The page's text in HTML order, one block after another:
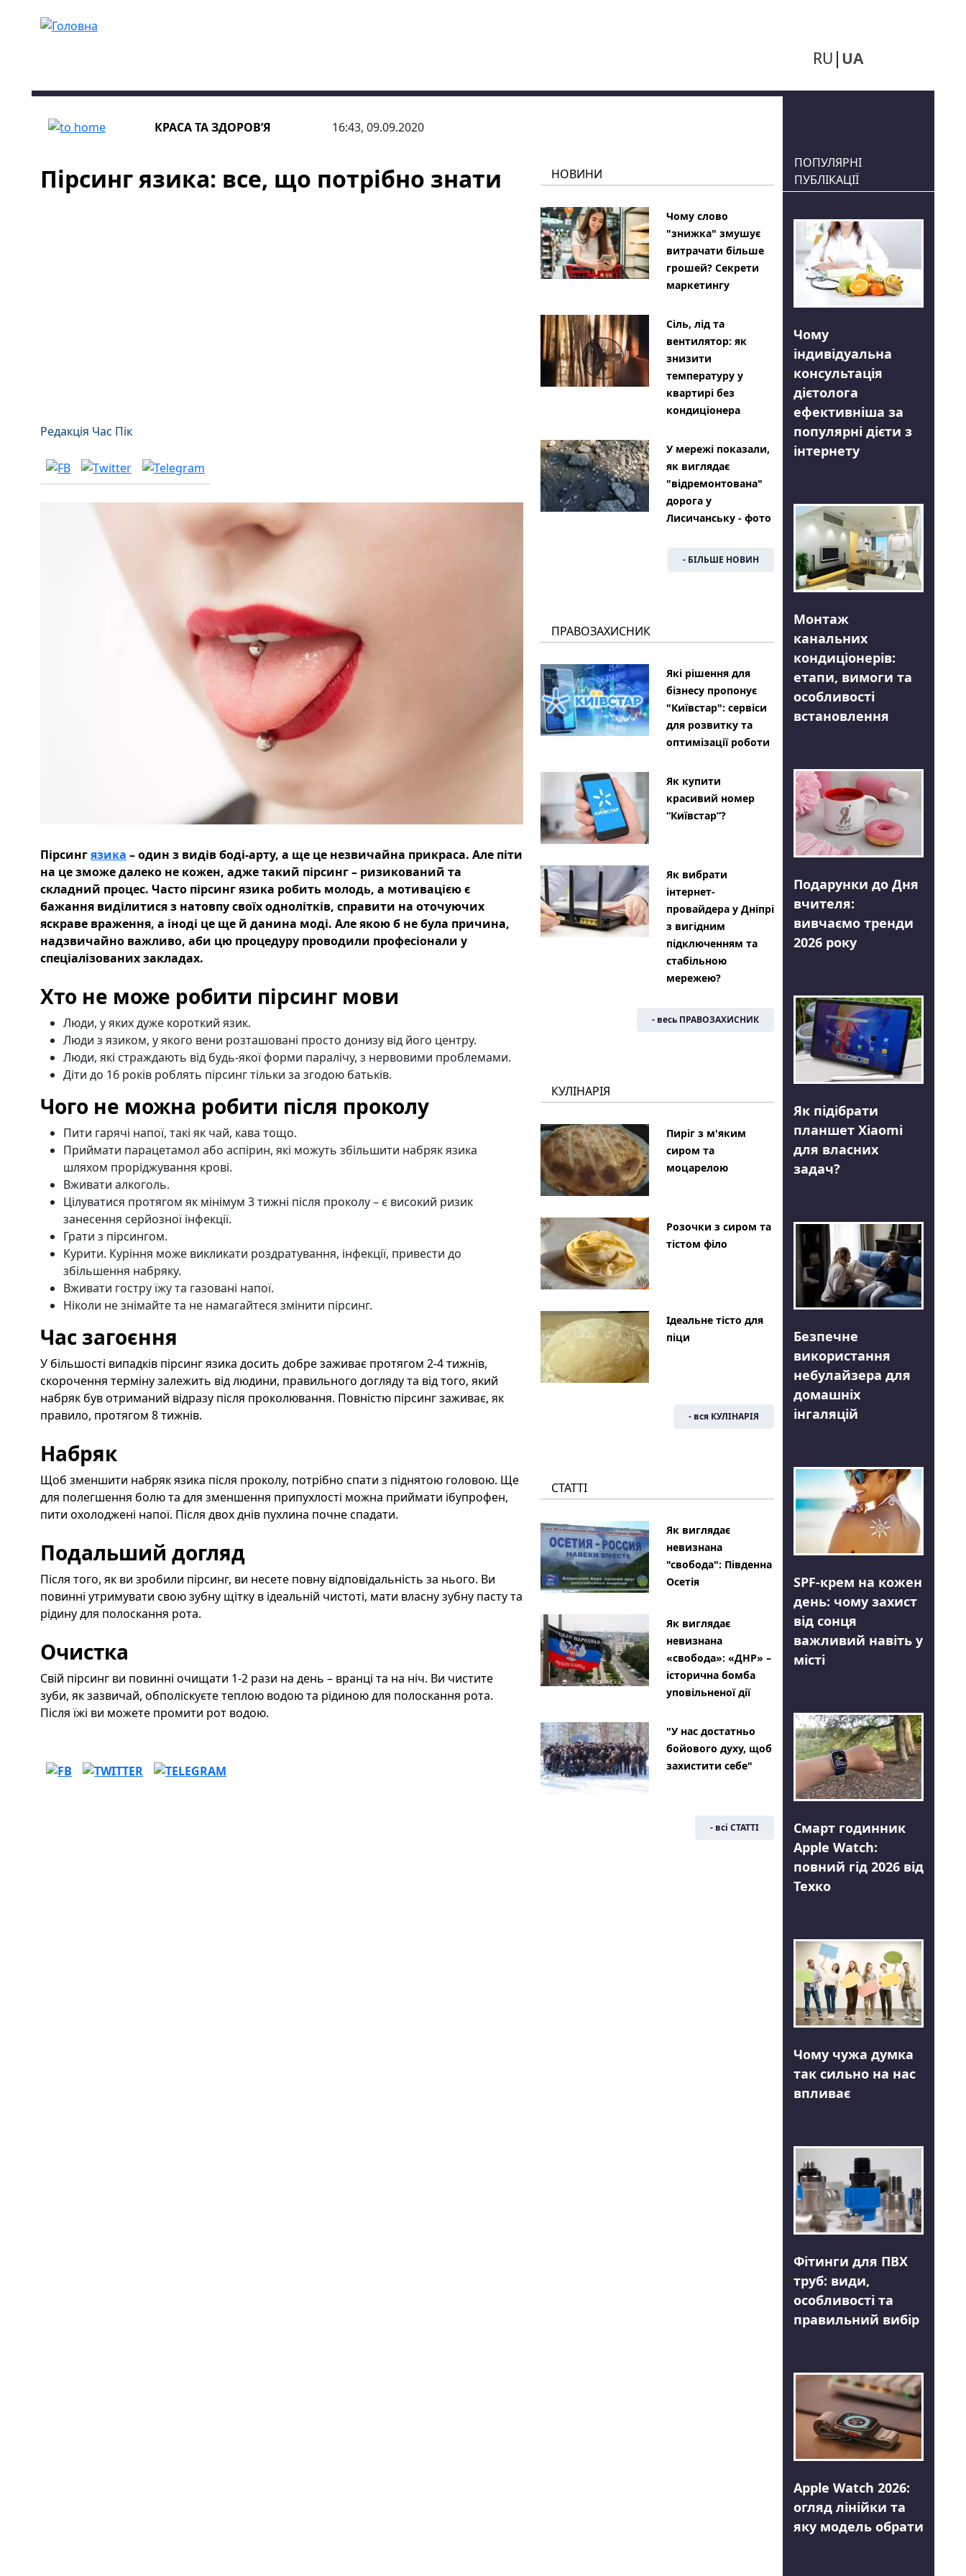
RU UA
КРАСА ТА ЗДОРОВ’Я 16:43, 09.09.2020
Пірсинг язика: все, що потрібно знати
Редакція Час Пік
Пірсингязика – один з видів боді-арту, а ще це незвичайна прикраса. Але піти
на це зможе далеко не кожен, адже такий пірсинг – ризикований та
складний процес. Часто пірсинг язика робить молодь, а мотивацією є
бажання виділитися з натовпу своїх однолітків, справити на оточуючих
яскраве враження, а іноді це ще й данина моді. Але якою б не була причина,
надзвичайно важливо, аби цю процедуру проводили професіонали у
спеціалізованих закладах.
Хто не може робити пірсинг мови
Люди, у яких дуже короткий язик.
Люди з язиком, у якого вени розташовані просто донизу від його центру.
Люди, які страждають від будь-якої форми паралічу, з нервовими проблемами.
Діти до 16 років роблять пірсинг тільки за згодою батьків.
Чого не можна робити після проколу
Пити гарячі напої, такі як чай, кава тощо.
Приймати парацетамол або аспірин, які можуть збільшити набряк язика
шляхом проріджування крові.
Вживати алкоголь.
Цілуватися протягом як мінімум 3 тижні після проколу – є високий ризик
занесення серйозної інфекції.
Грати з пірсингом.
Курити. Куріння може викликати роздратування, інфекції, привести до
збільшення набряку.
Вживати гостру їжу та газовані напої.
Ніколи не знімайте та не намагайтеся змінити пірсинг.
Час загоєння
У більшості випадків пірсинг язика досить добре заживає протягом 2-4 тижнів,
скорочення терміну залежить від людини, правильного догляду та від того, який
набряк був отриманий відразу після проколювання. Повністю пірсинг заживає, як
правило, протягом 8 тижнів.
Набряк
Щоб зменшити набряк язика після проколу, потрібно спати з піднятою головою. Ще
для полегшення болю та для зменшення припухлості можна приймати ібупрофен,
пити охолоджені напої. Після двох днів пухлина почне спадати.
Подальший догляд
Після того, як ви зробили пірсинг, ви несете повну відповідальність за нього. Ви
повинні утримувати свою зубну щітку в ідеальній чистоті, мати власну зубну пасту та
рідину для полоскання рота.
Очистка
Свій пірсинг ви повинні очищати 1-2 рази на день – вранці та на ніч. Ви чистите
зуби, як зазвичай, обполіскуєте теплою водою та рідиною для полоскання рота.
Після їжі ви можете промити рот водою.
НОВИНИ
Чому слово
"знижка" змушує
витрачати більше
грошей? Секрети
маркетингу
Сіль, лід та
вентилятор: як
знизити
температуру у
квартирі без
кондиціонера
У мережі показали,
як виглядає
"відремонтована"
дорога у
Лисичанську - фото
- БІЛЬШЕ НОВИН
ПРАВОЗАХИСНИК
Які рішення для
бізнесу пропонує
"Київстар": сервіси
для розвитку та
оптимізації роботи
Як купити
красивий номер
“Київстар”?
Як вибрати
інтернет-
провайдера у Дніпрі
з вигідним
підключенням та
стабільною
мережею?
- весь ПРАВОЗАХИСНИК
КУЛІНАРІЯ
Пиріг з м'яким
сиром та
моцарелою
Розочки з сиром та
тістом філо
Ідеальне тісто для
піци
- вся КУЛІНАРІЯ
СТАТТІ
Як виглядає
невизнана
"свобода": Південна
Осетія
Як виглядає
невизнана
«свобода»: «ДНР» –
історична бомба
уповільненої дії
"У нас достатньо
бойового духу, щоб
захистити себе"
- всі СТАТТІ
ПОПУЛЯРНІ
ПУБЛІКАЦІЇ
Чому
індивідуальна
консультація
дієтолога
ефективніша за
популярні дієти з
інтернету
Монтаж
канальних
кондиціонерів:
етапи, вимоги та
особливості
встановлення
Подарунки до Дня
вчителя:
вивчаємо тренди
2026 року
Як підібрати
планшет Xiaomi
для власних
задач?
Безпечне
використання
небулайзера для
домашніх
інгаляцій
SPF-крем на кожен
день: чому захист
від сонця
важливий навіть у
місті
Смарт годинник
Apple Watch:
повний гід 2026 від
Техко
Чому чужа думка
так сильно на нас
впливає
Фітинги для ПВХ
труб: види,
особливості та
правильний вибір
Apple Watch 2026:
огляд лінійки та
яку модель обрати